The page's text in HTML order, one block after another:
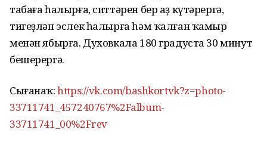
табаға һалырға, ситтәрен бер аҙ күтәрергә,
тигеҙләп эслек һалырға һәм ҡалған ҡамыр
менән ябырға. Духовкала 180 градуста 30 минут
бешерергә.
Сығанаҡ:https://vk.com/bashkortvk?z=photo-
33711741_457240767%2Falbum-
33711741_00%2Frev